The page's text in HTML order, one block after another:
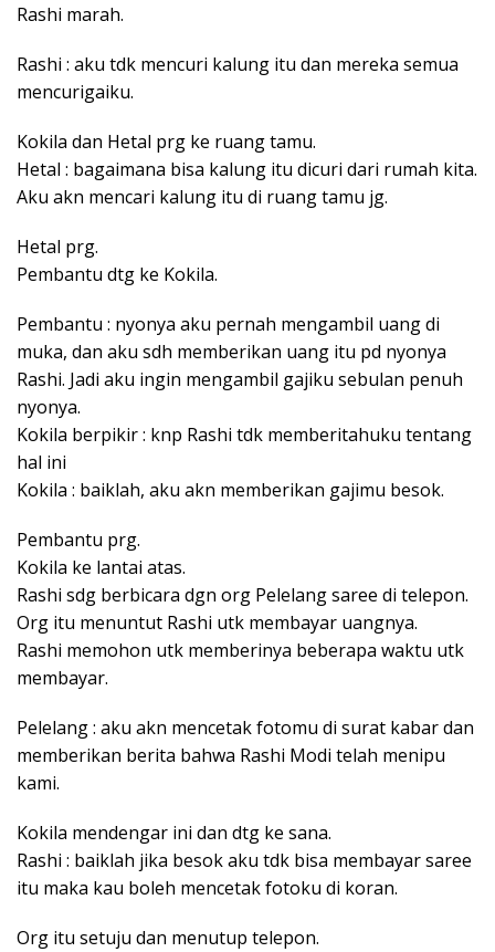
Rashi marah.
Rashi : aku tdk mencuri kalung itu dan mereka semua
mencurigaiku.
Kokila dan Hetal prg ke ruang tamu.
Hetal : bagaimana bisa kalung itu dicuri dari rumah kita.
Aku akn mencari kalung itu di ruang tamu jg.
Hetal prg.
Pembantu dtg ke Kokila.
Pembantu : nyonya aku pernah mengambil uang di
muka, dan aku sdh memberikan uang itu pd nyonya
Rashi. Jadi aku ingin mengambil gajiku sebulan penuh
nyonya.
Kokila berpikir : knp Rashi tdk memberitahuku tentang
hal ini
Kokila : baiklah, aku akn memberikan gajimu besok.
Pembantu prg.
Kokila ke lantai atas.
Rashi sdg berbicara dgn org Pelelang saree di telepon.
Org itu menuntut Rashi utk membayar uangnya.
Rashi memohon utk memberinya beberapa waktu utk
membayar.
Pelelang : aku akn mencetak fotomu di surat kabar dan
memberikan berita bahwa Rashi Modi telah menipu
kami.
Kokila mendengar ini dan dtg ke sana.
Rashi : baiklah jika besok aku tdk bisa membayar saree
itu maka kau boleh mencetak fotoku di koran.
Org itu setuju dan menutup telepon.